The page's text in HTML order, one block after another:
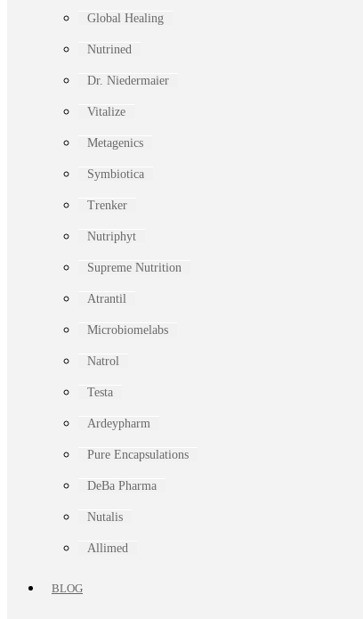
Global Healing
Nutrined
Dr. Niedermaier
Vitalize
Metagenics
Symbiotica
Trenker
Nutriphyt
Supreme Nutrition
Atrantil
Microbiomelabs
Natrol
Testa
Ardeypharm
Pure Encapsulations
DeBa Pharma
Nutalis
Allimed
BLOG